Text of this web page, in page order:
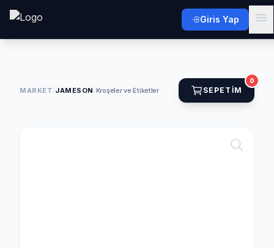
Giris Yap
MARKET/JAMESON /Kroşeler ve Etiketler SEPETIM
0